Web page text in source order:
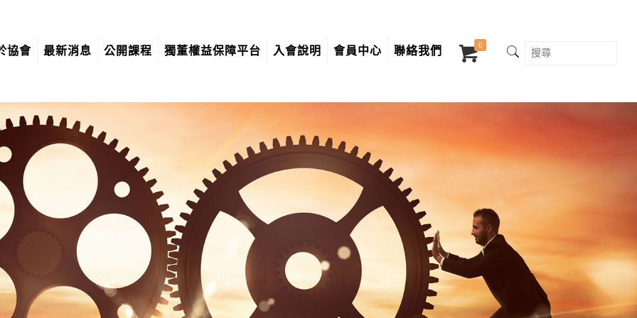
協會 最新消息 公開課程 獨董權益保障平台 入會說明 會員中心 聯絡我們 0